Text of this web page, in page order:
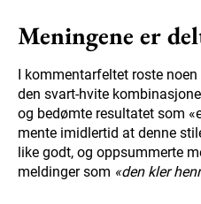
Meningene er
I kommentarfeltet roste
den svart-hvite
og bedømte resultatet som
mente imidlertid at denne
like godt, og oppsummerte
meldinger som «den kler